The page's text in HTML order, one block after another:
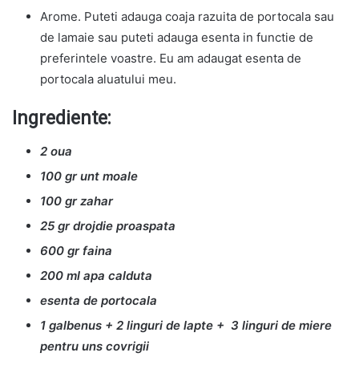
Arome. Puteti adauga coaja razuita de portocala sau
de lamaie sau puteti adauga esenta in functie de
preferintele voastre. Eu am adaugat esenta de
portocala aluatului meu.
Ingrediente:
2 oua
100 gr unt moale
100 gr zahar
25 gr drojdie proaspata
600 gr faina
200 ml apa calduta
esenta de portocala
1 galbenus + 2 linguri de lapte + 3 linguri de miere
pentru uns covrigii